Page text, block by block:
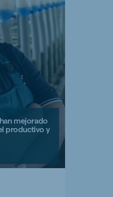
mejorado
productivo y